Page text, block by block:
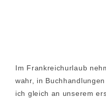
Im Frankreichurlaub
wahr, in
ich gleich an unserem